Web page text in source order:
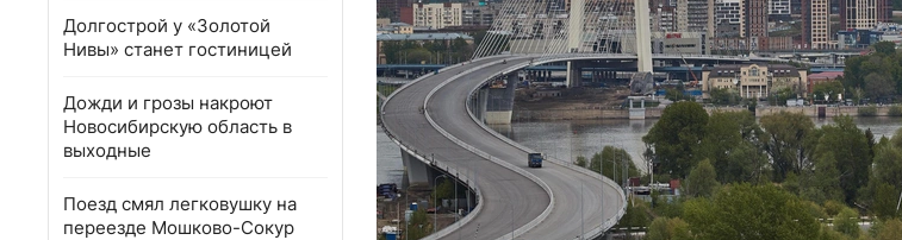
Долгострой у «Золотой
Нивы» станет гостиницей
Дожди и грозы накроют
Новосибирскую область в
выходные
Поезд смял легковушку на
переезде Мошково-Сокур